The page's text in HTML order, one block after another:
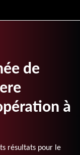
de
à
résultats pour le